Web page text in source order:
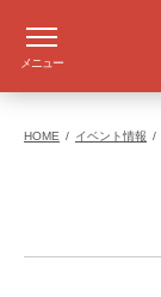
メニュー
HOME イベント情報